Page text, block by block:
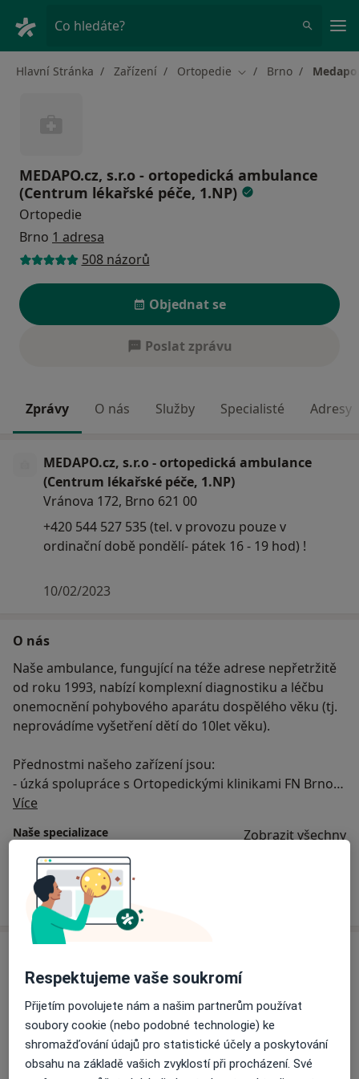
Co hledáte?
Hlavní Stránka Zařízení Ortopedie Změna města
Brno
MEDAPO.cz, s.r.o - ortopedická ambulance
(Centrum lékařské péče, 1.NP)
Ortopedie
Brno 1 adresa
508 názorů
Objednat se
Poslat zprávu
Zprávy O nás Služby Specialisté Adresy
MEDAPO.cz, s.r.o - ortopedická ambulance
(Centrum lékařské péče, 1.NP)
Vránova 172, Brno 621 00
+420 544 527 535 (tel. v provozu pouze v
ordinační době pondělí- pátek 16 - 19 hod) !
10/02/2023
O nás
Naše ambulance, fungující na téže adrese nepřetržitě
od roku 1993, nabízí komplexní diagnostiku a léčbu
onemocnění pohybového aparátu dospělého věku (tj.
neprovádíme vyšetření dětí do 10let věku).
Přednostmi našeho zařízení jsou:
- úzká spolupráce s Ortopedickými klinikami FN Brno a
FN u sv. Anny v Brně, ověřenými fyzioterapeuty,
jednodenní chirurgie
- ordinační doba každý všední den kromě pátku
- možnost internetového či telefonického objednání
Více
Naše specializace Zobrazit všechny
Ortopedie
Běžný termín
PodrobnostiBěžný termín
Objednat se
Respektujeme vaše soukromí
Přijetím povolujete nám a našim partnerům používat
soubory cookie (nebo podobné technologie) ke
shromažďování údajů pro statistické účely a poskytování
obsahu na základě vašich zvyklostí při procházení. Své